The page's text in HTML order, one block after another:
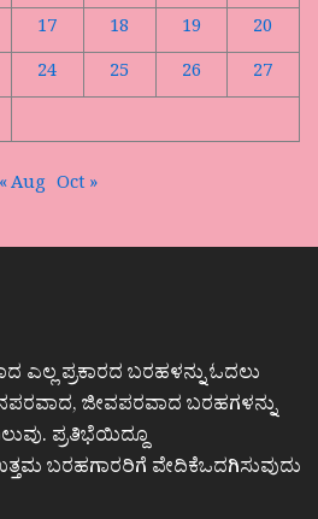
17 18 19
20
24 25 26
27
« Aug Oct »
ಎಲ್ಲ ಪ್ರಕಾರದ ಬರಹಳನ್ನು ಓದಲು
ಜೀವಪರವಾದ ಬರಹಗಳನ್ನು
ಪ್ರತಿಭೆಯಿದ್ದೂ
ಬರಹಗಾರರಿಗೆ ವೇದಿಕೆಒದಗಿಸುವುದು